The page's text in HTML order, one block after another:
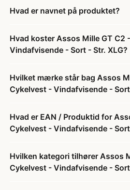
Hvad er navnet på produktet?
Hvad koster Assos Mille GT C2
Vindafvisende - Sort - Str. XLG?
Hvilket mærke står bag Assos
Cykelvest - Vindafvisende - Sort
Hvad er EAN / Produktid for
Cykelvest - Vindafvisende - Sort
Hvilken kategori tilhører Assos
Cykelvest - Vindafvisende - Sort